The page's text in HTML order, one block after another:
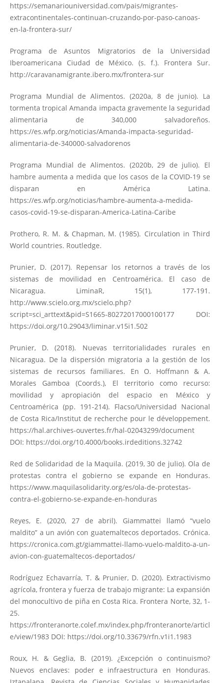
https://semanariouniversidad.com/pais/migrantes-
extracontinentales-continuan-cruzando-por-paso-canoas-
en-la-frontera-sur/
Programa de Asuntos Migratorios de la Universidad
Iberoamericana Ciudad de México. (s. f.). Frontera Sur.
http://caravanamigrante.ibero.mx/frontera-sur
Programa Mundial de Alimentos. (2020a, 8 de junio). La
tormenta tropical Amanda impacta gravemente la seguridad
alimentaria de 340,000 salvadoreños.
https://es.wfp.org/noticias/Amanda-impacta-seguridad-
alimentaria-de-340000-salvadorenos
Programa Mundial de Alimentos. (2020b, 29 de julio). El
hambre aumenta a medida que los casos de la COVID-19 se
disparan en América Latina.
https://es.wfp.org/noticias/hambre-aumenta-a-medida-
casos-covid-19-se-disparan-America-Latina-Caribe
Prothero, R. M. & Chapman, M. (1985). Circulation in Third
World countries. Routledge.
Prunier, D. (2017). Repensar los retornos a través de los
sistemas de movilidad en Centroamérica. El caso de
Nicaragua. LiminaR, 15(1), 177-191.
http://www.scielo.org.mx/scielo.php?
script=sci_arttext&pid=S1665-80272017000100177DOI:
https://doi.org/10.29043/liminar.v15i1.502
Prunier, D. (2018). Nuevas territorialidades rurales en
Nicaragua. De la dispersión migratoria a la gestión de los
sistemas de recursos familiares. En O. Hoffmann & A.
Morales Gamboa (Coords.), El territorio como recurso:
movilidad y apropiación del espacio en México y
Centroamérica (pp. 191-214). Flacso/Universidad Nacional
de Costa Rica/Institut de recherche pour le développement.
https://hal.archives-ouvertes.fr/hal-02043299/document
DOI: https://doi.org/10.4000/books.irdeditions.32742
Red de Solidaridad de la Maquila. (2019, 30 de julio). Ola de
protestas contra el gobierno se expande en Honduras.
https://www.maquilasolidarity.org/es/ola-de-protestas-
contra-el-gobierno-se-expande-en-honduras
Reyes, E. (2020, 27 de abril). Giammattei llamó “vuelo
maldito” a un avión con guatemaltecos deportados. Crónica.
https://cronica.com.gt/giammattei-llamo-vuelo-maldito-a-un-
avion-con-guatemaltecos-deportados/
Rodríguez Echavarría, T. & Prunier, D. (2020). Extractivismo
agrícola, frontera y fuerza de trabajo migrante: La expansión
del monocultivo de piña en Costa Rica. Frontera Norte, 32, 1-
25.
https://fronteranorte.colef.mx/index.php/fronteranorte/articl
e/view/1983 DOI: https://doi.org/10.33679/rfn.v1i1.1983
Roux, H. & Geglia, B. (2019). ¿Excepción o continuismo?
Nuevos enclaves: poder e infraestructura en Honduras.